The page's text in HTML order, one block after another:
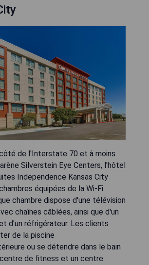
de l'Interstate 70 et à moins
Silverstein Eye Centers, l'hôtel
Independence Kansas City
équipées de la Wi-Fi
chambre dispose d'une télévision
chaînes câblées, ainsi que d'un
d'un réfrigérateur. Les clients
de la piscine
ou se détendre dans le bain
centre de fitness et un centre